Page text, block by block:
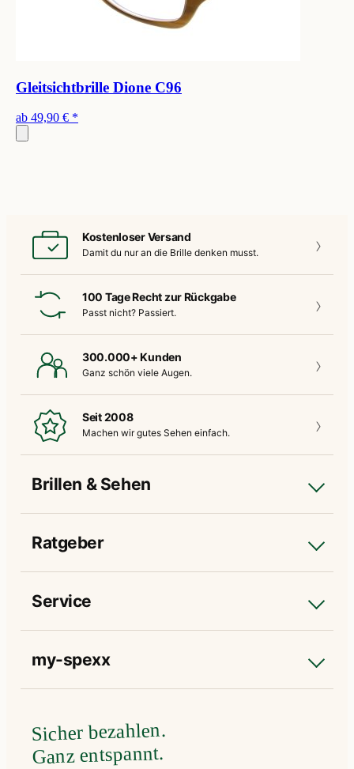
Gleitsichtbrille Dione C96
ab 49,90 € *
Kostenloser Versand
Damit du nur an die Brille denken musst.
100 Tage Recht zur Rückgabe
Passt nicht? Passiert.
300.000+ Kunden
Ganz schön viele Augen.
Seit 2008
Machen wir gutes Sehen einfach.
Brillen & Sehen
Ratgeber
Service
my-spexx
Sicher bezahlen.
Ganz entspannt.